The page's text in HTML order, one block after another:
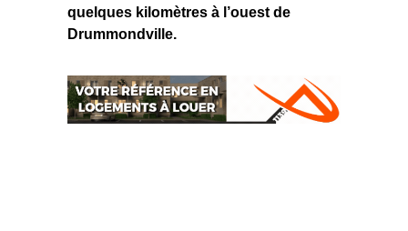
quelques kilomètres à l’ouest de
Drummondville.